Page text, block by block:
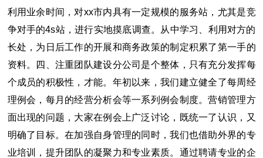
利用业余时间，对xx市内具有一定规模的服务站，尤其是竞
争对手的4s站，进行实地摸底调查。从中学习、利用对方的
长处，为日后工作的开展和商务政策的制定积累了第一手的
资料。四、注重团队建设分公司是个整体，只有充分发挥每
个成员的积极性，才能。年初以来，我们建立健全了每周经
理例会，每月的经营分析会等一系列例会制度。营销管理方
面出现的问题，大家在例会上广泛讨论，既统一了认识，又
明确了目标。在加强自身管理的同时，我们也借助外界的专
业培训，提升团队的凝聚力和专业素质。通过聘请专业的企